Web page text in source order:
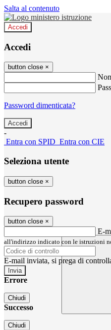
Salta al contenuto
Accedi
Accedi
button close ×
Password dimenticata?
-
Entra con SPID Entra con CIE
Seleziona utente
button close ×
Recupero password
button close ×
E-
all'indirizzo indicato con le istruzioni
E-mail inviata, si prega di
Errore
Chiudi
Successo
Chiudi